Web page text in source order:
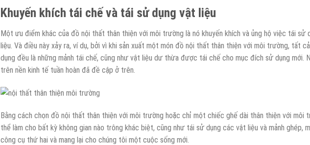
Khuyến khích tái chế và tái sử dụng vật liệu
Một ưu điểm khác của đồ nội thất thân thiện với môi trường là nó khuyến khích và ủng hộ việc tái sử
liệu. Và điều này xảy ra, ví dụ, bởi vì khi sản xuất một món đồ nội thất thân thiện với môi trường, tất
dụng đều là những mảnh tái chế, cũng như vật liệu dư thừa được tái chế cho mục đích sử dụng mới.
trên nền kinh tế tuần hoàn đã đề cập ở trên.
Bằng cách chọn đồ nội thất thân thiện với môi trường hoặc chỉ một chiếc ghế dài thân thiện với môi
thể làm cho bất kỳ không gian nào trông khác biệt, cũng như tái sử dụng các vật liệu và mảnh ghép,
công cụ thứ hai và mang lại cho chúng tôi một cuộc sống mới.